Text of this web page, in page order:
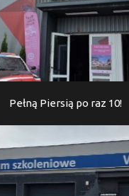
Pełną Piersią po raz 10!